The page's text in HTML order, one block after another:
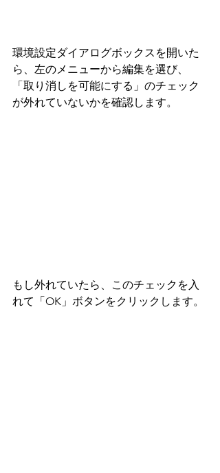
環境設定ダイアログボックスを開いた
ら、左のメニューから編集を選び、
「取り消しを可能にする」のチェック
が外れていないかを確認します。
もし外れていたら、このチェックを入
れて「OK」ボタンをクリックします。